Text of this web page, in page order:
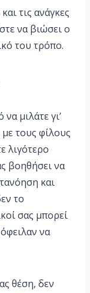
τις ανάγκες
να βιώσει ο
του τρόπο.
μιλάτε γι’
τους φίλους
λιγότερο
βοηθήσει να
και
το
σας μπορεί
να
θέση, δεν